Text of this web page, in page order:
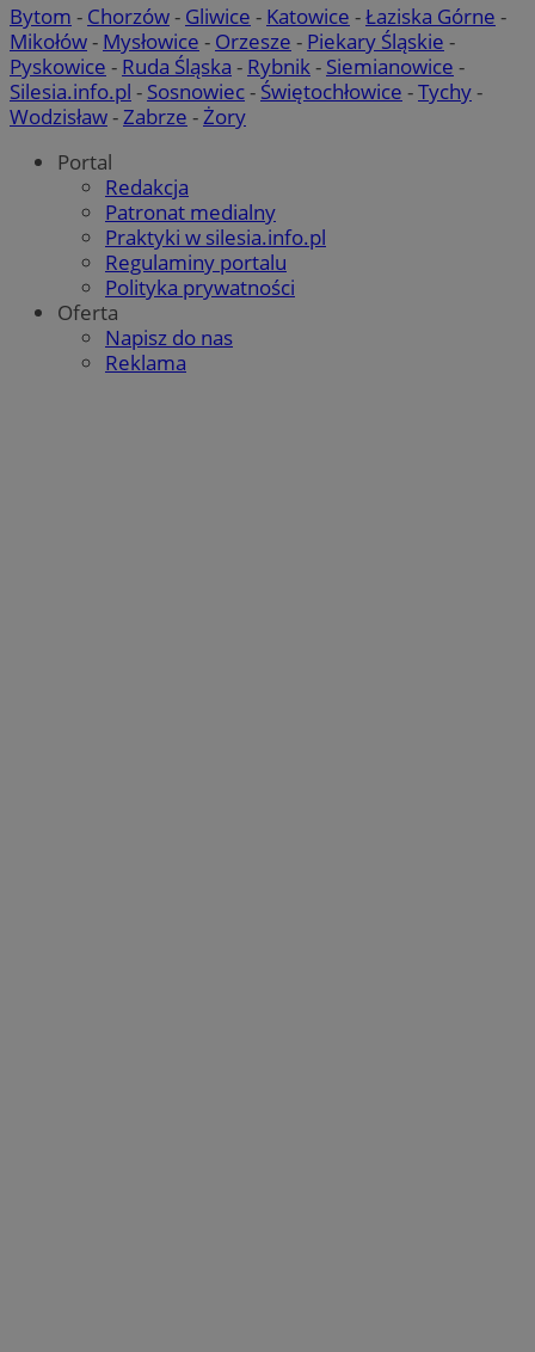
Bytom - Chorzów- Gliwice - Katowice -Łaziska Górne -
Mikołów- Mysłowice - Orzesze - Piekary Śląskie -
Pyskowice - Ruda Śląska - Rybnik- Siemianowice -
Silesia.info.pl - Sosnowiec- Świętochłowice -Tychy-
Wodzisław-Zabrze -Żory
Portal
Redakcja
Patronat medialny
Praktyki w silesia.info.pl
Regulaminy portalu
Polityka prywatności
Oferta
Napisz do nas
Reklama